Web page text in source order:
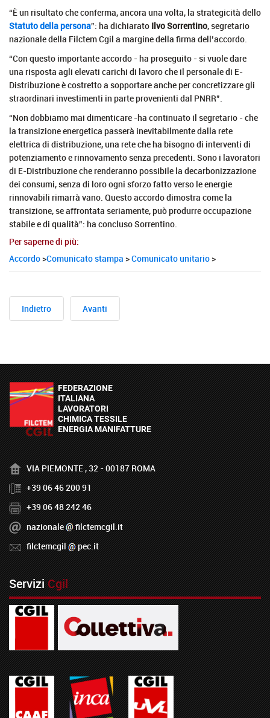
“È un risultato che conferma, ancora una volta, la strategicità dello
Statuto della persona”: ha dichiarato Ilvo Sorrentino, segretario
nazionale della Filctem Cgil a margine della firma dell’accordo.
“Con questo importante accordo - ha proseguito - si vuole dare
una risposta agli elevati carichi di lavoro che il personale di E-
Distribuzione è costretto a sopportare anche per concretizzare gli
straordinari investimenti in parte provenienti dal PNRR”.
“Non dobbiamo mai dimenticare -ha continuato il segretario - che
la transizione energetica passerà inevitabilmente dalla rete
elettrica di distribuzione, una rete che ha bisogno di interventi di
potenziamento e rinnovamento senza precedenti. Sono i lavoratori
di E-Distribuzione che renderanno possibile la decarbonizzazione
dei consumi, senza di loro ogni sforzo fatto verso le energie
rinnovabili rimarrà vano. Questo accordo dimostra come la
transizione, se affrontata seriamente, può produrre occupazione
stabile e di qualità”: ha concluso Sorrentino.
Per saperne di più:
Accordo>Comunicato stampa >Comunicato unitario>
Indietro Avanti
VIA PIEMONTE , 32 - 00187 ROMA
+39 06 46 200 91
+39 06 48 242 46
nazionale
filctemcgil.it
filctemcgil
pec.it
ServiziCgil